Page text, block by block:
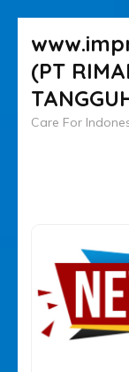
ke
konten
(Tekan
Enter)
(PT
Care For